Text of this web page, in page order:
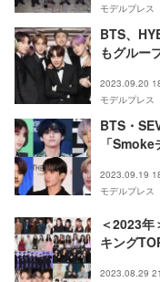
モデルプレス
BTS、
もグルー
2023.09.20
モデルプレス
BTS・
「
2023.09.19
モデルプレス
＜2023
キング
2023.08.29